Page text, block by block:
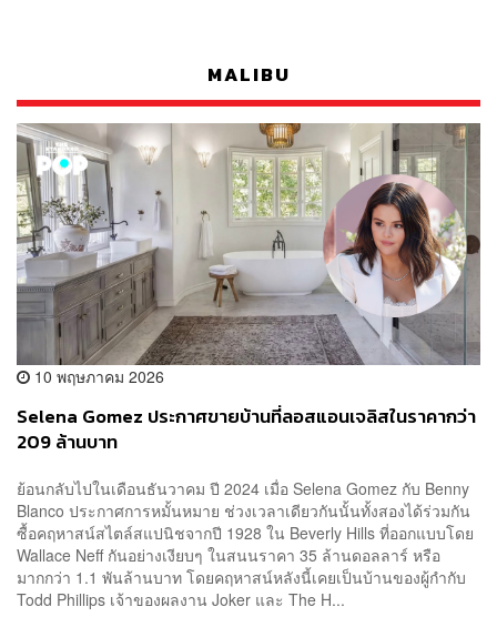
MALIBU
10 พฤษภาคม 2026
Selena Gomez ประกาศขายบ้านที่ลอสแอนเจลิสในราคากว่า
209 ล้านบาท
ย้อนกลับไปในเดือนธันวาคม ปี 2024 เมื่อ Selena Gomez กับ Benny
Blanco ประกาศการหมั้นหมาย ช่วงเวลาเดียวกันนั้นทั้งสองได้ร่วมกัน
ซื้อคฤหาสน์สไตล์สแปนิชจากปี 1928 ใน Beverly Hills ที่ออกแบบโดย
Wallace Neff กันอย่างเงียบๆ ในสนนราคา 35 ล้านดอลลาร์ หรือ
มากกว่า 1.1 พันล้านบาท โดยคฤหาสน์หลังนี้เคยเป็นบ้านของผู้กำกับ
Todd Phillips เจ้าของผลงาน Joker และ The H...